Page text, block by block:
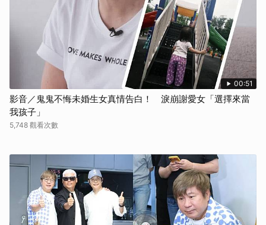
00:51
影音／鬼鬼不悔未婚生女真情告白！ 淚崩謝愛女「選擇來當
我孩子」
5,748 觀看次數